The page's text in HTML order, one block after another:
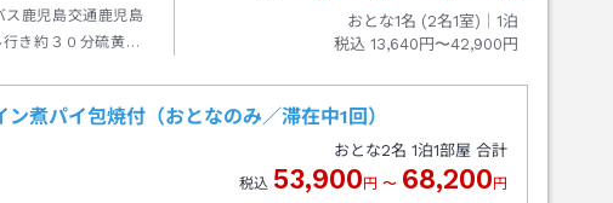
鹿児島交通鹿児島
き約３０分硫黄谷
おとな1名 (2名1室)｜ 1泊
税込 13,640円〜42,900円
煮パイ包焼付（おとなのみ／滞在中1回）
おとな2名 1泊1部屋 合計
税込 53,900 円 〜 68,200 円